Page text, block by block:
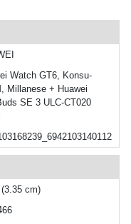
Watch GT6, Konsu-
Millanese + Huawei
SE 3 ULC-CT020
cm)